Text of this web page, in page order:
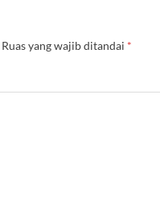
Ruas yang wajib ditandai *